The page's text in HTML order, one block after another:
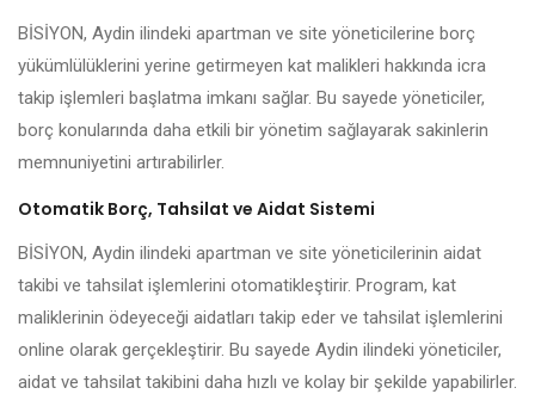
BİSİYON, Aydin ilindeki apartman ve site yöneticilerine borç
yükümlülüklerini yerine getirmeyen kat malikleri hakkında icra
takip işlemleri başlatma imkanı sağlar. Bu sayede yöneticiler,
borç konularında daha etkili bir yönetim sağlayarak sakinlerin
memnuniyetini artırabilirler.
Otomatik Borç, Tahsilat ve Aidat Sistemi
BİSİYON, Aydin ilindeki apartman ve site yöneticilerinin aidat
takibi ve tahsilat işlemlerini otomatikleştirir. Program, kat
maliklerinin ödeyeceği aidatları takip eder ve tahsilat işlemlerini
online olarak gerçekleştirir. Bu sayede Aydin ilindeki yöneticiler,
aidat ve tahsilat takibini daha hızlı ve kolay bir şekilde yapabilirler.